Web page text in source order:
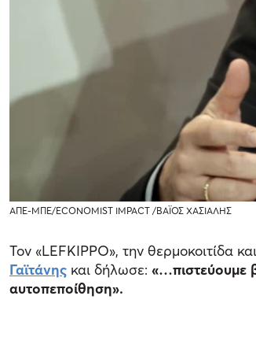
ΑΠΕ-ΜΠΕ/ECONOMIST IMPACT /ΒΑΪΟΣ ΧΑΣΙΑΛΗΣ
Τον «LEFKIPPO», την θερμοκοιτίδα
Γαϊτάνης και δήλωσε: «…πιστεύουμε
αυτοπεποίθηση».